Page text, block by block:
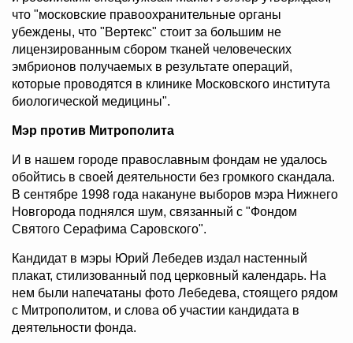
что "московские правоохранительные органы
убеждены, что "Вертекс" стоит за большим не
лицензированным сбором тканей человеческих
эмбрионов получаемых в результате операций,
которые проводятся в клинике Московского института
биологической медицины".
Мэр против Митрополита
И в нашем городе православным фондам не удалось
обойтись в своей деятельности без громкого скандала.
В сентябре 1998 года накануне выборов мэра Нижнего
Новгорода поднялся шум, связанный с "Фондом
Святого Серафима Саровского".
Кандидат в мэры Юрий Лебедев издал настенный
плакат, стилизованный под церковный календарь. На
нем были напечатаны фото Лебедева, стоящего рядом
с Митрополитом, и слова об участии кандидата в
деятельности фонда.